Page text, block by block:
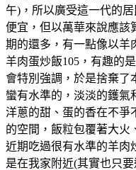
午)，所以廣受這一代的
便宜，但以萬華來說應該
期的還多，有一點像以羊
羊肉蛋炒飯105，有趣的
會特別強調，於是捨棄了
蠻有水準的，淡淡的鑊氣
洋蔥的甜、蛋的香在不爭
的空間，飯粒包覆著大火
近期吃過很有水準的羊肉
是在我家附近(其實也只